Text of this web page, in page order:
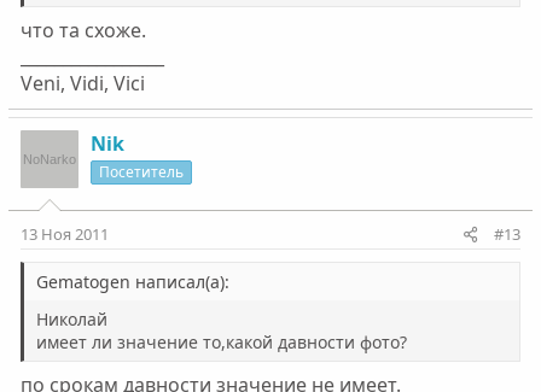
что та схоже.
Veni, Vidi, Vici
Nik
Посетитель
13 Ноя 2011 #13
Gematogen написал(а):
Николай
имеет ли значение то,какой давности фото?
по срокам давности значение не имеет.